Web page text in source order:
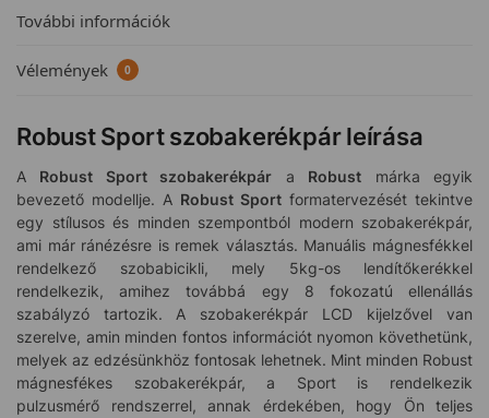
További információk
Vélemények 0
Robust Sport szobakerékpár leírása
A Robust Sport szobakerékpár a Robust márka egyik
bevezető modellje. A Robust Sport formatervezését tekintve
egy stílusos és minden szempontból modern szobakerékpár,
ami már ránézésre is remek választás. Manuális mágnesfékkel
rendelkező szobabicikli, mely 5kg-os lendítőkerékkel
rendelkezik, amihez továbbá egy 8 fokozatú ellenállás
szabályzó tartozik.
A szobakerékpár LCD kijelzővel van
szerelve, amin minden fontos információt nyomon követhetünk,
melyek az edzésünkhöz fontosak lehetnek. Mint minden Robust
mágnesfékes szobakerékpár, a Sport is rendelkezik
pulzusmérő rendszerrel, annak érdekében, hogy Ön teljes